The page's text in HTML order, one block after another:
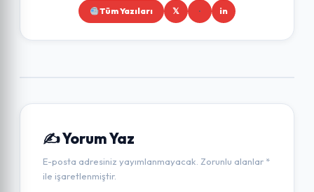
Tüm Yazıları 𝕏 in
✍️ Yorum Yaz
E-posta adresiniz yayımlanmayacak. Zorunlu alanlar *
ile işaretlenmiştir.